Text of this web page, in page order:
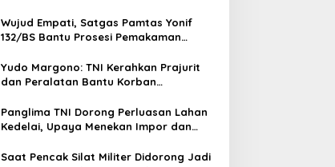
Wujud Empati, Satgas Pamtas Yonif
132/BS Bantu Prosesi Pemakaman
Yudo Margono: TNI Kerahkan Prajurit
dan Peralatan Bantu Korban
Panglima TNI Dorong Perluasan Lahan
Kedelai, Upaya Menekan Impor dan
Saat Pencak Silat Militer Didorong Jadi